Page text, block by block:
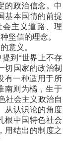
的政治信念。中
基本国情的前提
主义道路、理
坚信的理念。
意义。
到“世界上不存
切国家的政治制
有一种适用于所
南则为橘，生于
社会主义政治自
从认识论的角度
根中国特色社会
用结出的制度之